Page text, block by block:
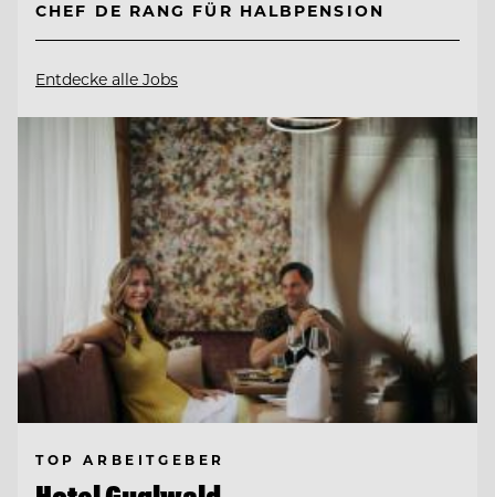
CHEF DE RANG FÜR HALBPENSION
Entdecke alle Jobs
TOP ARBEITGEBER